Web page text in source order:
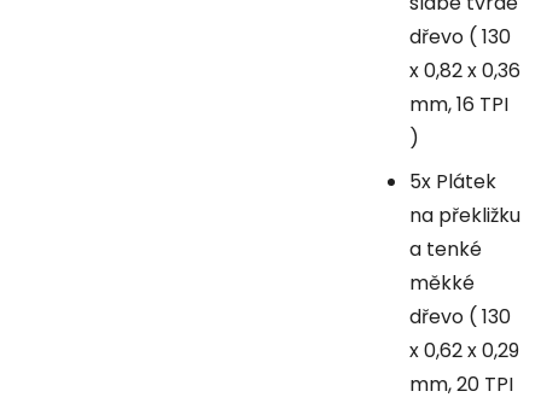
dřevo ( 130
x 0,82 x 0,36
mm, 16 TPI
)
5x Plátek
na překližku
a tenké
měkké
dřevo ( 130
x 0,62 x 0,29
mm, 20 TPI